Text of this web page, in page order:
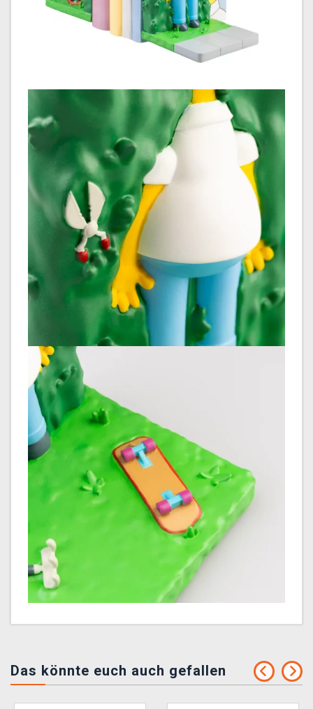
Das könnte euch auch gefallen